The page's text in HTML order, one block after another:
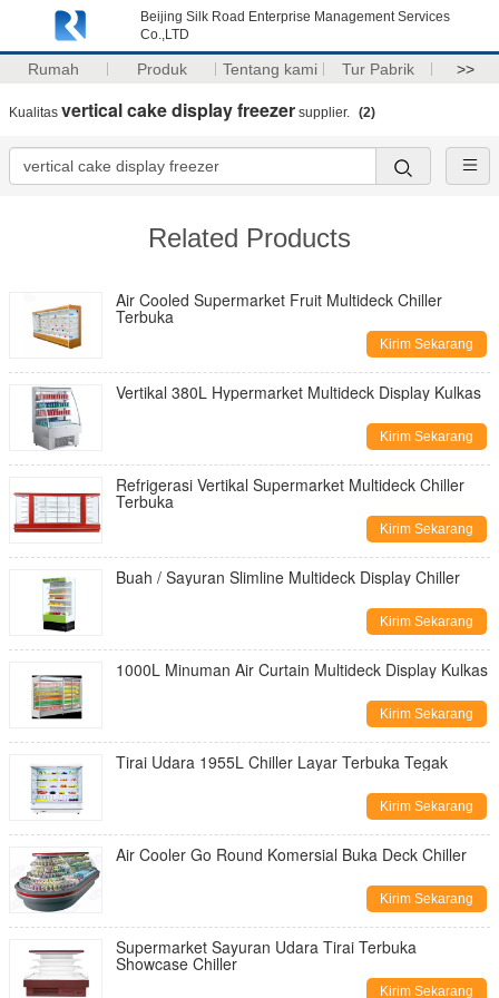
Beijing Silk Road Enterprise Management Services
Co.,LTD
Rumah Produk Tentang kami Tur Pabrik >>
Kualitas vertical cake display freezer supplier. (2)
Related Products
Air Cooled Supermarket Fruit Multideck Chiller
Terbuka
Kirim Sekarang
Vertikal 380L Hypermarket Multideck Display Kulkas
Kirim Sekarang
Refrigerasi Vertikal Supermarket Multideck Chiller
Terbuka
Kirim Sekarang
Buah / Sayuran Slimline Multideck Display Chiller
Kirim Sekarang
1000L Minuman Air Curtain Multideck Display Kulkas
Kirim Sekarang
Tirai Udara 1955L Chiller Layar Terbuka Tegak
Kirim Sekarang
Air Cooler Go Round Komersial Buka Deck Chiller
Kirim Sekarang
Supermarket Sayuran Udara Tirai Terbuka
Showcase Chiller
Kirim Sekarang